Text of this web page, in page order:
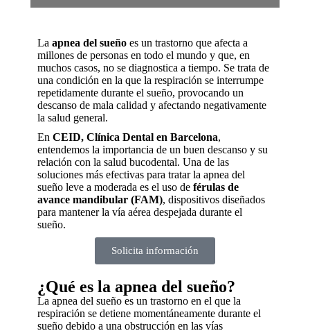
La apnea del sueño es un trastorno que afecta a
millones de personas en todo el mundo y que, en
muchos casos, no se diagnostica a tiempo. Se trata de
una condición en la que la respiración se interrumpe
repetidamente durante el sueño, provocando un
descanso de mala calidad y afectando negativamente
la salud general.
En CEID, Clínica Dental en Barcelona,
entendemos la importancia de un buen descanso y su
relación con la salud bucodental. Una de las
soluciones más efectivas para tratar la apnea del
sueño leve a moderada es el uso de férulas de
avance mandibular (FAM), dispositivos diseñados
para mantener la vía aérea despejada durante el
sueño.
Solicita información
¿Qué es la apnea del sueño?
La apnea del sueño es un trastorno en el que la
respiración se detiene momentáneamente durante el
sueño debido a una obstrucción en las vías